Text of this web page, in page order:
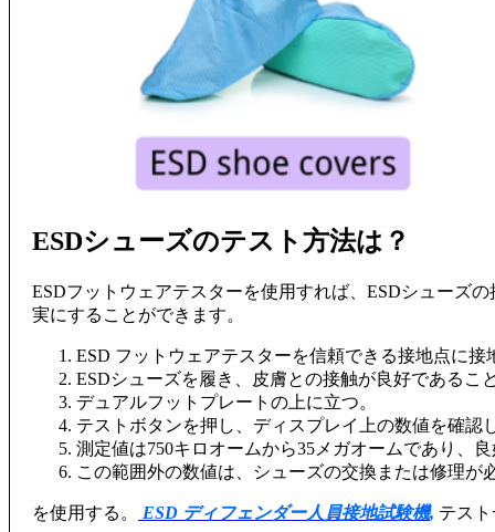
ESDシューズのテスト方法は？
ESDフットウェアテスターを使用すれば、ESDシューズ
実にすることができます。
ESD フットウェアテスターを信頼できる接地点に接
ESDシューズを履き、皮膚との接触が良好であるこ
デュアルフットプレートの上に立つ。
テストボタンを押し、ディスプレイ上の数値を確認
測定値は750キロオームから35メガオームであり、
この範囲外の数値は、シューズの交換または修理が
を使用する。 ESD ディフェンダー人員接地試験機, テス